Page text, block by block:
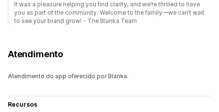
It was a pleasure helping you find clarity, and we’re thrilled to have
you as part of the community. Welcome to the family—we can’t wait
to see your brand grow! - The Blanka Team
Atendimento
Atendimento do app oferecido por Blanka.
Recursos